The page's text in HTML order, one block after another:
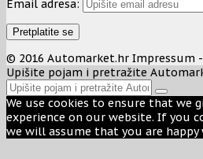
Email adresa:
© 2016 Automarket.hr
Upišite pojam i pretražite
We use cookies to ensure that we
experience on our website. If you
we will assume that you are